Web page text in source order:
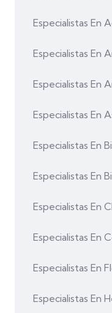
Especialistas En
Especialistas En
Especialistas En
Especialistas En
Especialistas En
Especialistas En
Especialistas En
Especialistas En
Especialistas En
Especialistas En